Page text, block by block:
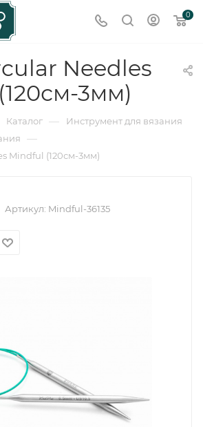
0
Needles
3мм)
Каталог — Инструмент для вязания
—
Mindful (120см-3мм)
Артикул: Mindful-36135